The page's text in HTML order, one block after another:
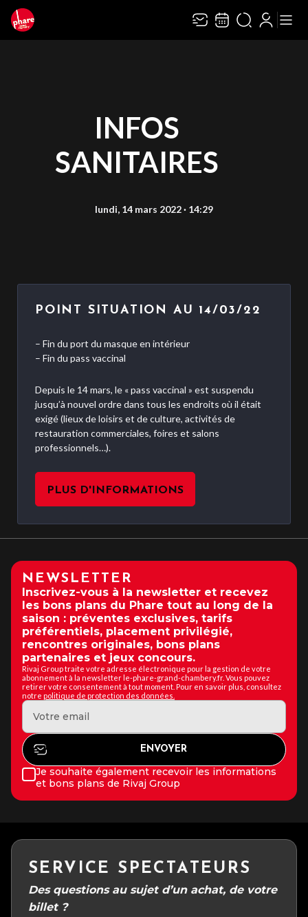
INFOS
SANITAIRES
lundi, 14 mars 2022 · 14:29
POINT SITUATION AU 14/03/22
– Fin du port du masque en intérieur
– Fin du pass vaccinal
Depuis le 14 mars, le « pass vaccinal » est suspendu
jusqu’à nouvel ordre dans tous les endroits où il était
exigé (lieux de loisirs et de culture, activités de
restauration commerciales, foires et salons
professionnels…).
PLUS D'INFORMATIONS
NEWSLETTER
Inscrivez-vous à la newsletter et recevez
les bons plans du Phare tout au long de la
saison : préventes exclusives, tarifs
préférentiels, placement privilégié,
rencontres originales, bons plans
partenaires et jeux concours.
Rivaj Group traite votre adresse électronique pour la gestion de votre
abonnement à la newsletter le-phare-grand-chambery.fr. Vous pouvez
retirer votre consentement à tout moment. Pour en savoir plus, consultez
notre politique de protection des données.
Je souhaite également recevoir les informations
et bons plans de Rivaj Group
SERVICE SPECTATEURS
Des questions au sujet d’un achat, de votre
billet ?